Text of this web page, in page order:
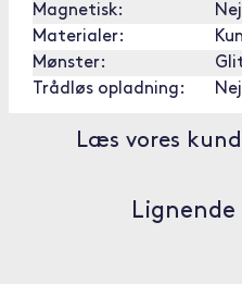
Magnetisk:
Nej
Materialer:
Mønster:
Trådløs opladning:
Nej
Læs vores